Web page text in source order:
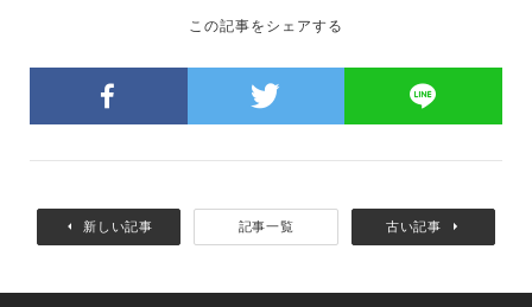
この記事をシェアする
新しい記事 記事一覧 古い記事